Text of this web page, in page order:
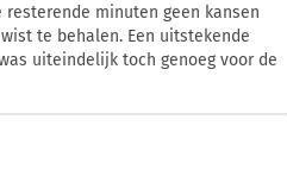
minuten geen kansen
te behalen. Een uitstekende
uiteindelijk toch genoeg voor de